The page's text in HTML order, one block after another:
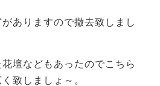
ありますので撤去致しまし
壇などもあったのでこちら
致しましょ～。